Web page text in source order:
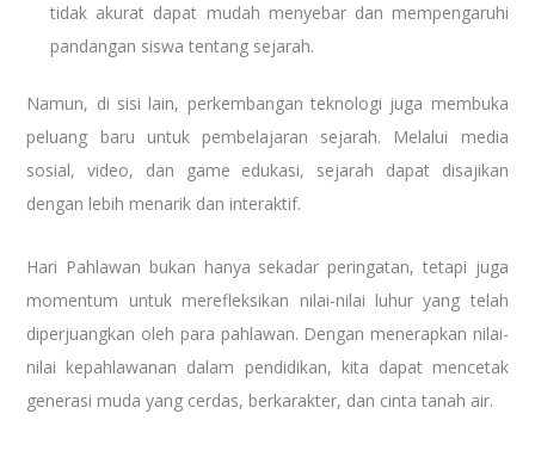
tidak akurat dapat mudah menyebar dan mempengaruhi
pandangan siswa tentang sejarah.
Namun, di sisi lain, perkembangan teknologi juga membuka
peluang baru untuk pembelajaran sejarah. Melalui media
sosial, video, dan game edukasi, sejarah dapat disajikan
dengan lebih menarik dan interaktif.
Hari Pahlawan bukan hanya sekadar peringatan, tetapi juga
momentum untuk merefleksikan nilai-nilai luhur yang telah
diperjuangkan oleh para pahlawan. Dengan menerapkan nilai-
nilai kepahlawanan dalam pendidikan, kita dapat mencetak
generasi muda yang cerdas, berkarakter, dan cinta tanah air.